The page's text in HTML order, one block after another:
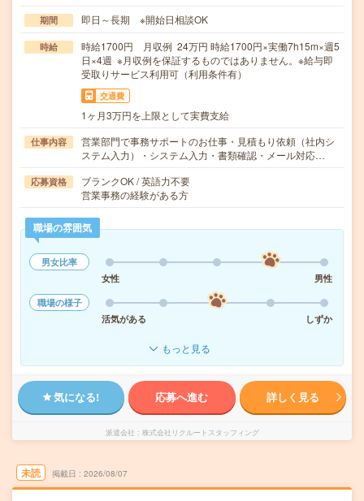
期間 即日～長期 ※開始日相談OK
時給
時給1700円 月収例 24万円 時給1700円×実働7h15m×週5
日×4週 ※月収例を保証するものではありません。※給与即
受取りサービス利用可（利用条件有）
交通費
1ヶ月3万円を上限として実費支給
仕事内容
営業部門で事務サポートのお仕事・見積もり依頼（社内シ
ステム入力）・システム入力・書類確認・メール対応…
応募資格
ブランクOK / 英語力不要
営業事務の経験がある方
職場の雰囲気
男女比率
女性
男性
職場の様子
活気がある
しずか
もっと見る
気になる! 応募へ進む 詳しく見る
派遣会社 株式会社リクルートスタッフィング
未読 掲載日 2026/08/07